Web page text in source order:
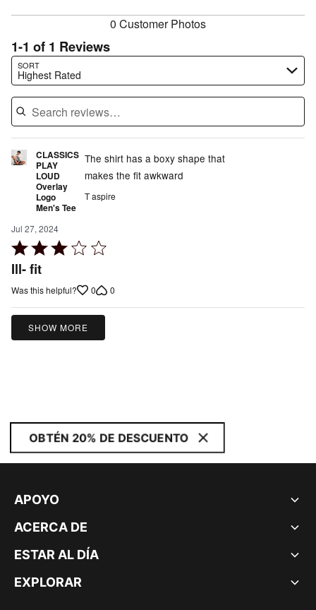
0 Customer Photos
1-1 of 1 Reviews
SORT
Highest Rated
Search reviews…
CLASSICS
PLAY
LOUD
Overlay
Logo
Men's Tee
Jul 27, 2024
Rated
3
of
5
Ill- fit
The shirt has a boxy shape that
makes the fit awkward
T aspire
Was this helpful? 0 0
SHOW MORE
OBTÉN 20% DE DESCUENTO
APOYO
ACERCA DE
ESTAR AL DÍA
EXPLORAR